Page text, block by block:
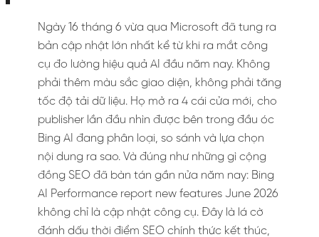
Ngày 16 tháng 6 vừa qua Microsoft đã tung ra
bản cập nhật lớn nhất kể từ khi ra mắt công
cụ đo lường hiệu quả AI đầu năm nay. Không
phải thêm màu sắc giao diện, không phải tăng
tốc độ tải dữ liệu. Họ mở ra 4 cái cửa mới, cho
publisher lần đầu nhìn được bên trong đầu óc
Bing AI đang phân loại, so sánh và lựa chọn
nội dung ra sao. Và đúng như những gì cộng
đồng SEO đã bàn tán gần nửa năm nay: Bing
AI Performance report new features June 2026
không chỉ là cập nhật công cụ. Đây là lá cờ
đánh dấu thời điểm SEO chính thức kết thúc,